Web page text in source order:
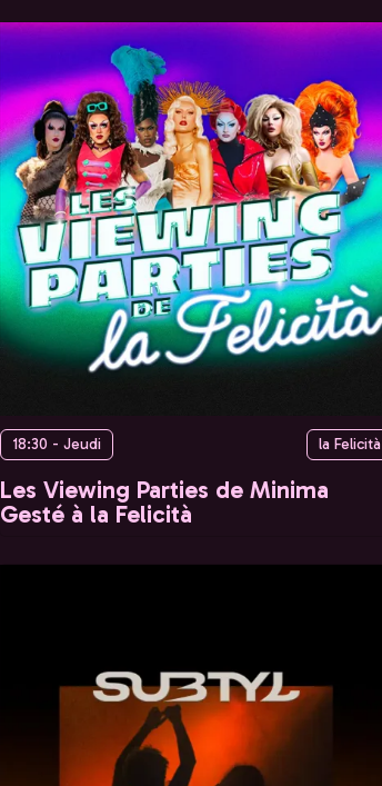
18:30 - Jeudi la Felicità
Les Viewing Parties de Minima
Gesté à la Felicità